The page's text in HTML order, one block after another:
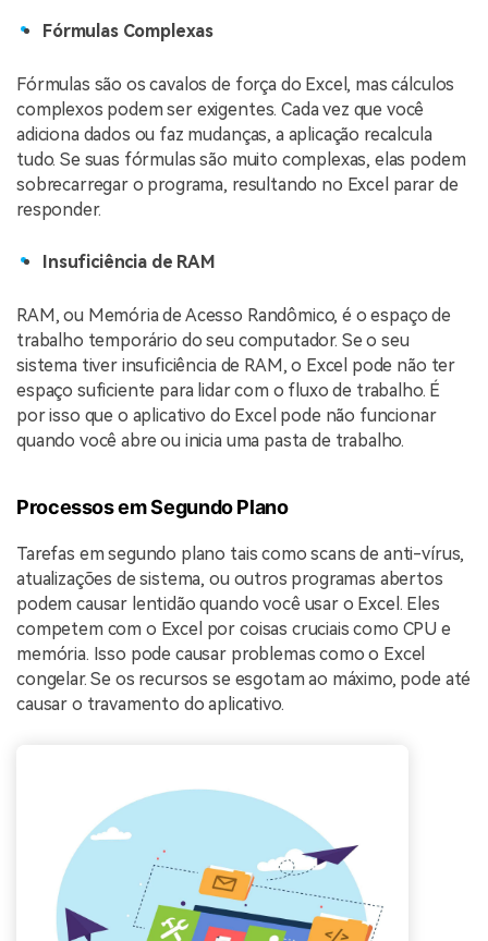
Fórmulas Complexas
Fórmulas são os cavalos de força do Excel, mas cálculos
complexos podem ser exigentes. Cada vez que você
adiciona dados ou faz mudanças, a aplicação recalcula
tudo. Se suas fórmulas são muito complexas, elas podem
sobrecarregar o programa, resultando no Excel parar de
responder.
Insuficiência de RAM
RAM, ou Memória de Acesso Randômico, é o espaço de
trabalho temporário do seu computador. Se o seu
sistema tiver insuficiência de RAM, o Excel pode não ter
espaço suficiente para lidar com o fluxo de trabalho. É
por isso que o aplicativo do Excel pode não funcionar
quando você abre ou inicia uma pasta de trabalho.
Processos em Segundo Plano
Tarefas em segundo plano tais como scans de anti-vírus,
atualizações de sistema, ou outros programas abertos
podem causar lentidão quando você usar o Excel. Eles
competem com o Excel por coisas cruciais como CPU e
memória. Isso pode causar problemas como o Excel
congelar. Se os recursos se esgotam ao máximo, pode até
causar o travamento do aplicativo.